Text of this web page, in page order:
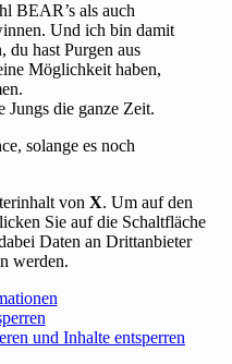
BEAR’s als auch
Und ich bin damit
du hast Purgen aus
Möglichkeit haben,
Jungs die ganze Zeit.
solange es noch
von X. Um auf den
Sie auf die Schaltfläche
Daten an Drittanbieter
werden.
und Inhalte entsperren